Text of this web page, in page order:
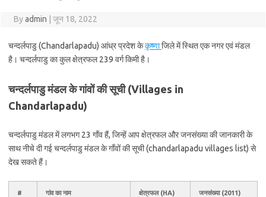
Byadmin जून 18, 2022
चन्दर्लपाडु (Chandarlapadu) आंध्र प्रदेश केकृष्णाजिले में स्थित एक नगर एवं मंडल
है। चन्दर्लपाडु का कुल क्षेत्रफल 239 वर्ग किमी है।
चन्दर्लपाडु मंडल के गांवों की सूची (Villages in
Chandarlapadu)
चन्दर्लपाडु मंडल में लगभग 23 गाँव हैं, जिन्हें आप क्षेत्रफल और जनसंख्या की जानकारी के
साथ नीचे दी गई चन्दर्लपाडु मंडल के गाँवों की सूची (chandarlapadu villages list) से
देख सकते हैं।
# गांव का नाम क्षेत्रफल (HA) जनसंख्या (2011)